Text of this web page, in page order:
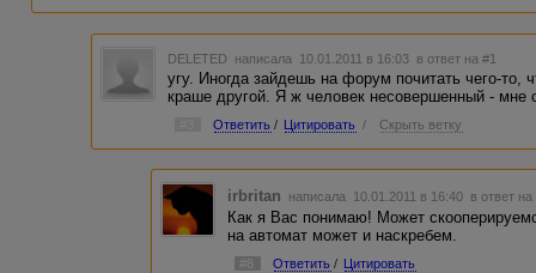
DELETED написала 10.01.2011 в 16:03 в ответ на #1
угу. Иногда зайдешь на форум почитать чего-то,
краше другой. Я ж человек несовершенный - мне
Ответить / Цитировать / Скрыть ветку
irbritan написала 10.01.2011 в 16:40 в ответ на
Как я Вас понимаю! Может
на автомат может и наскребем.
#8 Ответить / Цитировать